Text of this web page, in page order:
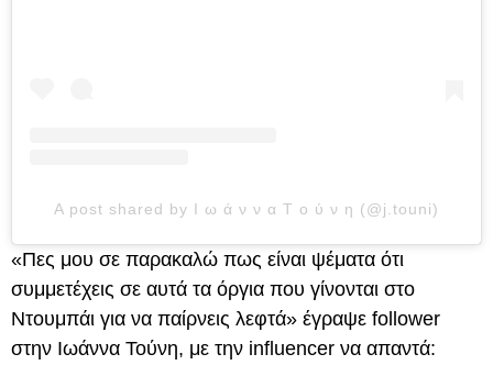
A post shared by Ι ω ά ν ν α Τ ο ύ ν η (@j.touni)
«Πες μου σε παρακαλώ πως είναι ψέματα ότι
συμμετέχεις σε αυτά τα όργια που γίνονται στο
Ντουμπάι για να παίρνεις λεφτά» έγραψε follower
στην Ιωάννα Τούνη, με την influencer να απαντά: